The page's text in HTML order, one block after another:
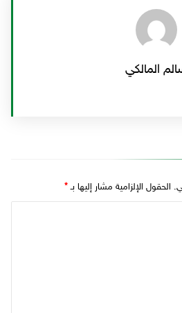
المالكي
الحقول الإلزامية مشار إليها بـ*